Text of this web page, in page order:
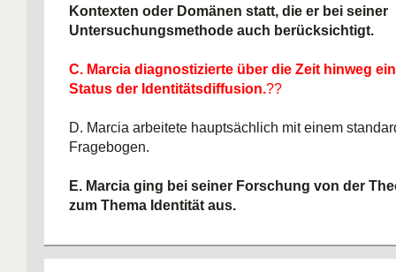
Kontexten oder Domänen statt, die er bei seiner
Untersuchungsmethode auch berücksichtigt.
C. Marcia diagnostizierte über die Zeit hinweg
Status der Identitätsdiffusion.??
D. Marcia arbeitete hauptsächlich mit einem
Fragebogen.
E. Marcia ging bei seiner Forschung von der
zum Thema Identität aus.